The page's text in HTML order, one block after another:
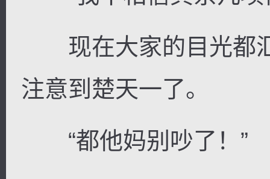
现在大家的目光都
注意到楚天一了。
“都他妈别吵了！”